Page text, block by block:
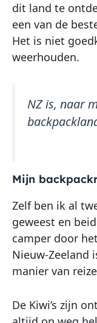
dit land te
een van de
Het is niet
weerhouden.
NZ is, naar
Mijn
Zelf ben ik al
geweest en
camper door
Nieuw-Zeeland
manier van
De Kiwi’s zijn